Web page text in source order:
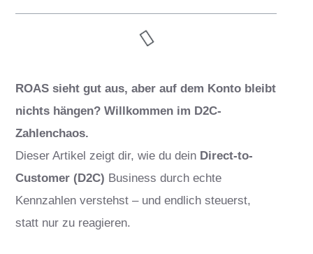
ROAS sieht gut aus, aber auf dem Konto bleibt
nichts hängen? Willkommen im D2C-
Zahlenchaos.
Dieser Artikel zeigt dir, wie du dein Direct-to-
Customer (D2C) Business durch echte
Kennzahlen verstehst – und endlich steuerst,
statt nur zu reagieren.